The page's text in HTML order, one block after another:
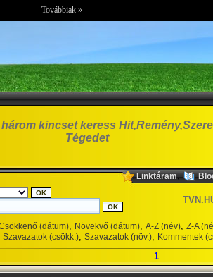
Továbbiak »
kincset keress
Tégedet
Linktáram,
(dátum), Növekvő (dátum), A-Z (név), Z-A
Szavazatok (csökk.), Szavazatok (növ.), Kommentek
1